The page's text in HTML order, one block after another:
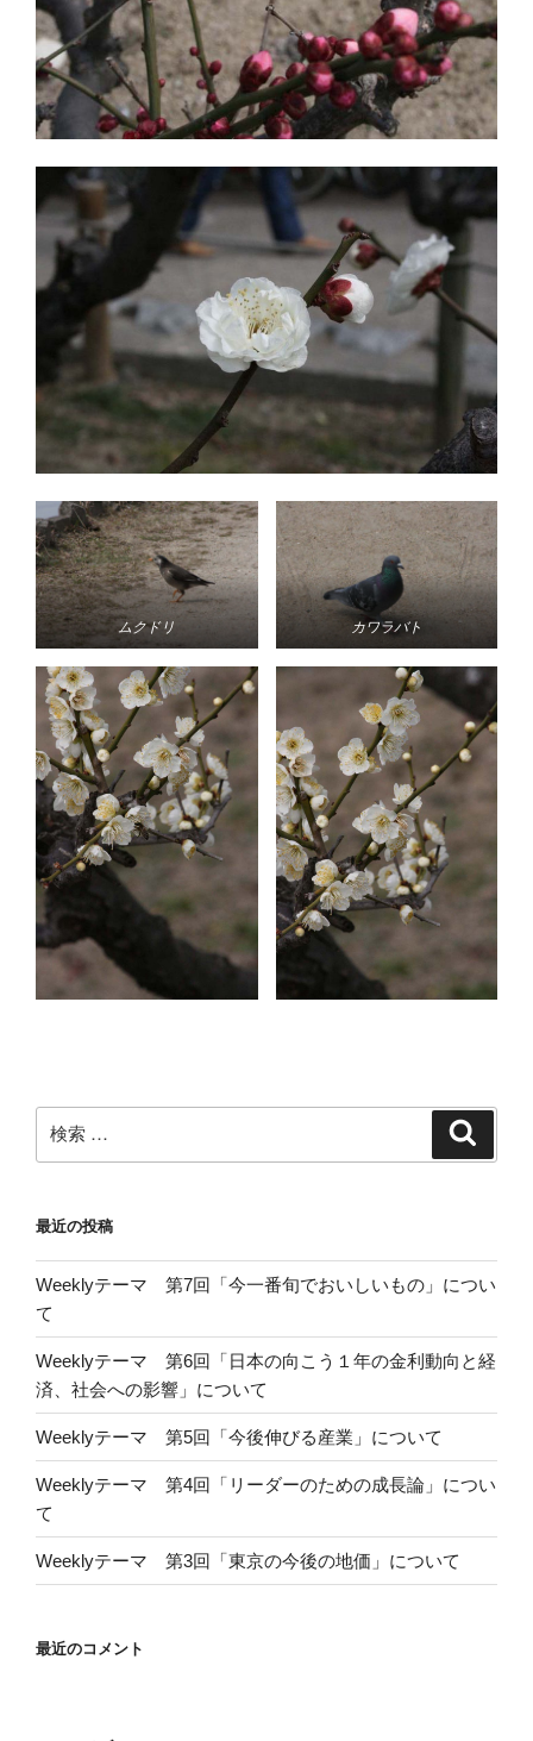
ムクドリ カワラバト
索:
最近の投稿
Weeklyテーマ 第7回「今一番旬でおいしいもの」につい
て
Weeklyテーマ 第6回「日本の向こう１年の金利動向と経
済、社会への影響」について
Weeklyテーマ 第5回「今後伸びる産業」について
Weeklyテーマ 第4回「リーダーのための成長論」につい
て
Weeklyテーマ 第3回「東京の今後の地価」について
最近のコメント